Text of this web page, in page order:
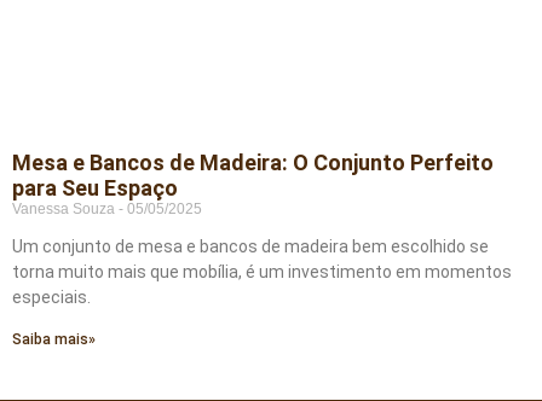
Mesa e Bancos de Madeira: O Conjunto Perfeito
para Seu Espaço
Vanessa Souza 05/05/2025
Um conjunto de mesa e bancos de madeira bem escolhido se
torna muito mais que mobília, é um investimento em momentos
especiais.
Saiba mais»